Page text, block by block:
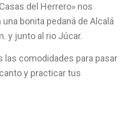
del Herrero» nos
bonita pedaná de Alcalá
y junto al rio Júcar.
las comodidades para pasar
y practicar tus